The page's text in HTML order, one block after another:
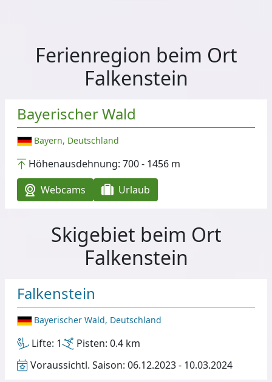
Ferienregion beim Ort
Falkenstein
Bayerischer Wald
Bayern, Deutschland
Höhenausdehnung: 700 - 1456 m
Webcams
Urlaub
Skigebiet beim Ort
Falkenstein
Falkenstein
Bayerischer Wald, Deutschland
Lifte: 1 Pisten: 0.4 km
Voraussichtl. Saison: 06.12.2023 - 10.03.2024